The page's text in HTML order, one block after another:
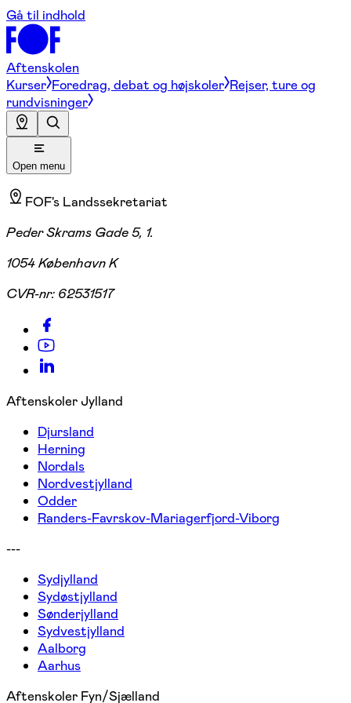
Gå til indhold
Aftenskolen
Kurser Foredrag, debat og højskoler Rejser, ture og
rundvisninger
Open menu
FOF's Landssekretariat
Peder Skrams Gade 5, 1.
1054 København K
CVR-nr: 62531517
Aftenskoler Jylland
Djursland
Herning
Nordals
Nordvestjylland
Odder
Randers-Favrskov-Mariagerfjord-Viborg
---
Sydjylland
Sydøstjylland
Sønderjylland
Sydvestjylland
Aalborg
Aarhus
Aftenskoler Fyn/Sjælland